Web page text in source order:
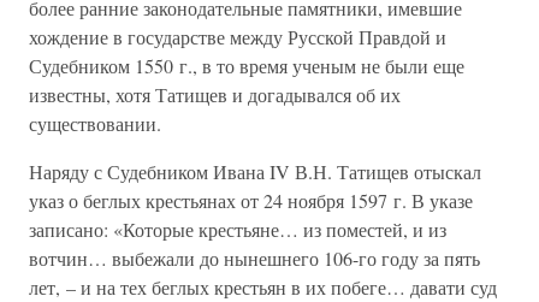
более ранние законодательные памятники, имевшие
хождение в государстве между Русской Правдой и
Судебником 1550 г., в то время ученым не были еще
известны, хотя Татищев и догадывался об их
существовании.
Наряду с Судебником Ивана IV В.Н. Татищев отыскал
указ о беглых крестьянах от 24 ноября 1597 г. В указе
записано: «Которые крестьяне… из поместей, и из
вотчин… выбежали до нынешнего 106-го году за пять
лет, – и на тех беглых крестьян в их побеге… давати суд